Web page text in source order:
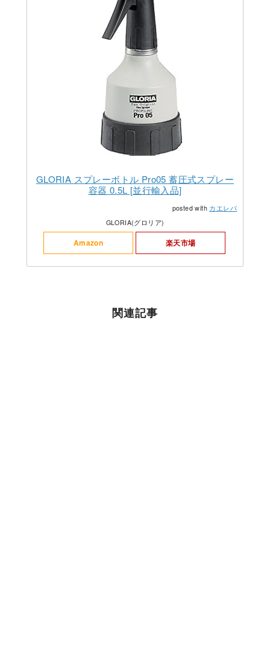
GLORIA スプレーボトル Pro05 蓄圧式スプレー
容器 0.5L [並行輸入品]
posted with カエレバ
GLORIA(グロリア)
Amazon 楽天市場
関連記事